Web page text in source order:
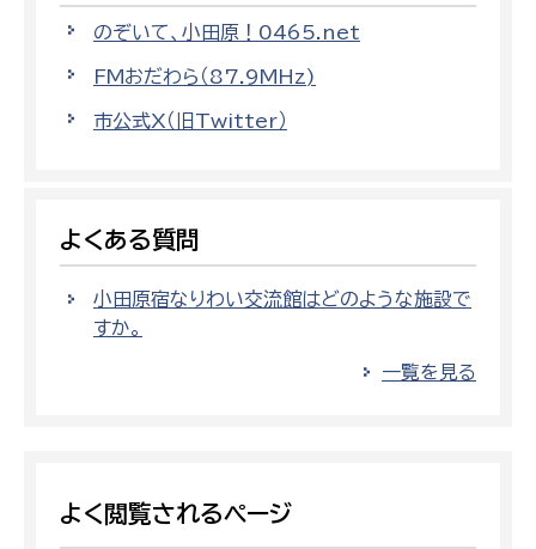
のぞいて、小田原！0465.net
FMおだわら（87.9MHz)
市公式X（旧Twitter）
よくある質問
小田原宿なりわい交流館はどのような施設で
すか。
一覧を見る
よく閲覧されるページ